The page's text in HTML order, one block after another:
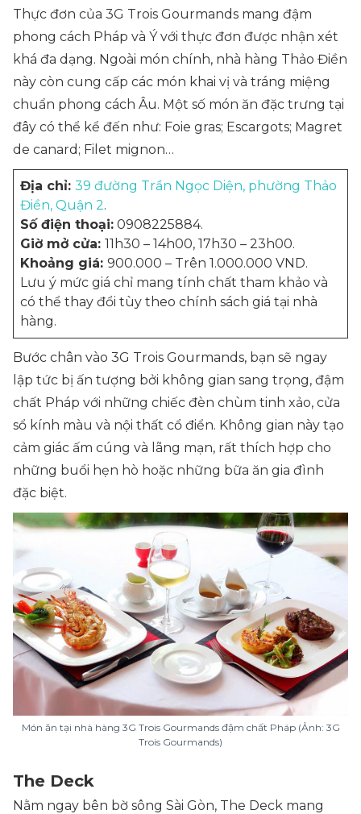
Thực đơn của 3G Trois Gourmands mang đậm
phong cách Pháp và Ý với thực đơn được nhận xét
khá đa dạng. Ngoài món chính, nhà hàng Thảo Điền
này còn cung cấp các món khai vị và tráng miệng
chuẩn phong cách Âu. Một số món ăn đặc trưng tại
đây có thể kể đến như: Foie gras; Escargots; Magret
de canard; Filet mignon…
Địa chỉ: 39 đường Trần Ngọc Diện, phường Thảo
Điền, Quận 2.
Số điện thoại: 0908225884.
Giờ mở cửa: 11h30 – 14h00, 17h30 – 23h00.
Khoảng giá: 900.000 – Trên 1.000.000 VND.
Lưu ý mức giá chỉ mang tính chất tham khảo và
có thể thay đổi tùy theo chính sách giá tại nhà
hàng.
Bước chân vào 3G Trois Gourmands, bạn sẽ ngay
lập tức bị ấn tượng bởi không gian sang trọng, đậm
chất Pháp với những chiếc đèn chùm tinh xảo, cửa
sổ kính màu và nội thất cổ điển. Không gian này tạo
cảm giác ấm cúng và lãng mạn, rất thích hợp cho
những buổi hẹn hò hoặc những bữa ăn gia đình
đặc biệt.
Món ăn tại nhà hàng 3G Trois Gourmands đậm chất Pháp (Ảnh: 3G
Trois Gourmands)
The Deck
Nằm ngay bên bờ sông Sài Gòn, The Deck mang